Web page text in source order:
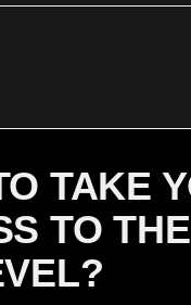
TAKE
TO THE